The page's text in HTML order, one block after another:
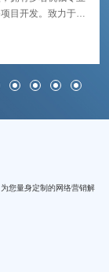
目开发。致力于四
您量身定制的网络营销解